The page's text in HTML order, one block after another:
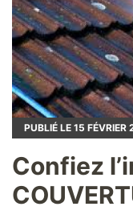
PUBLIÉ LE 15 FÉVRIER
Confiez